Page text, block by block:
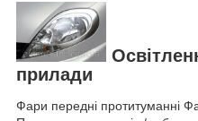
прилади
Фари передні протитуманні